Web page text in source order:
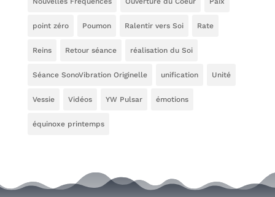
point zéro Poumon Ralentir vers Soi Rate
Reins Retour séance réalisation du Soi
Séance SonoVibration Originelle unification Unité
Vessie Vidéos YW Pulsar émotions
équinoxe printemps